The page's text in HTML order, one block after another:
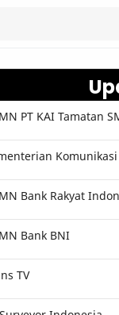
PT KAI Tamatan
Bank Rakyat
Bank BNI
TV